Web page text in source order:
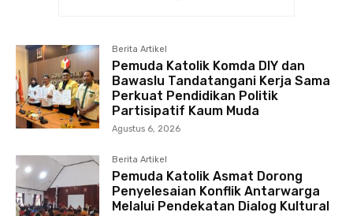
Berita Artikel
Pemuda Katolik Komda DIY dan
Bawaslu Tandatangani Kerja Sama
Perkuat Pendidikan Politik
Partisipatif Kaum Muda
Agustus 6, 2026
Berita Artikel
Pemuda Katolik Asmat Dorong
Penyelesaian Konflik Antarwarga
Melalui Pendekatan Dialog Kultural